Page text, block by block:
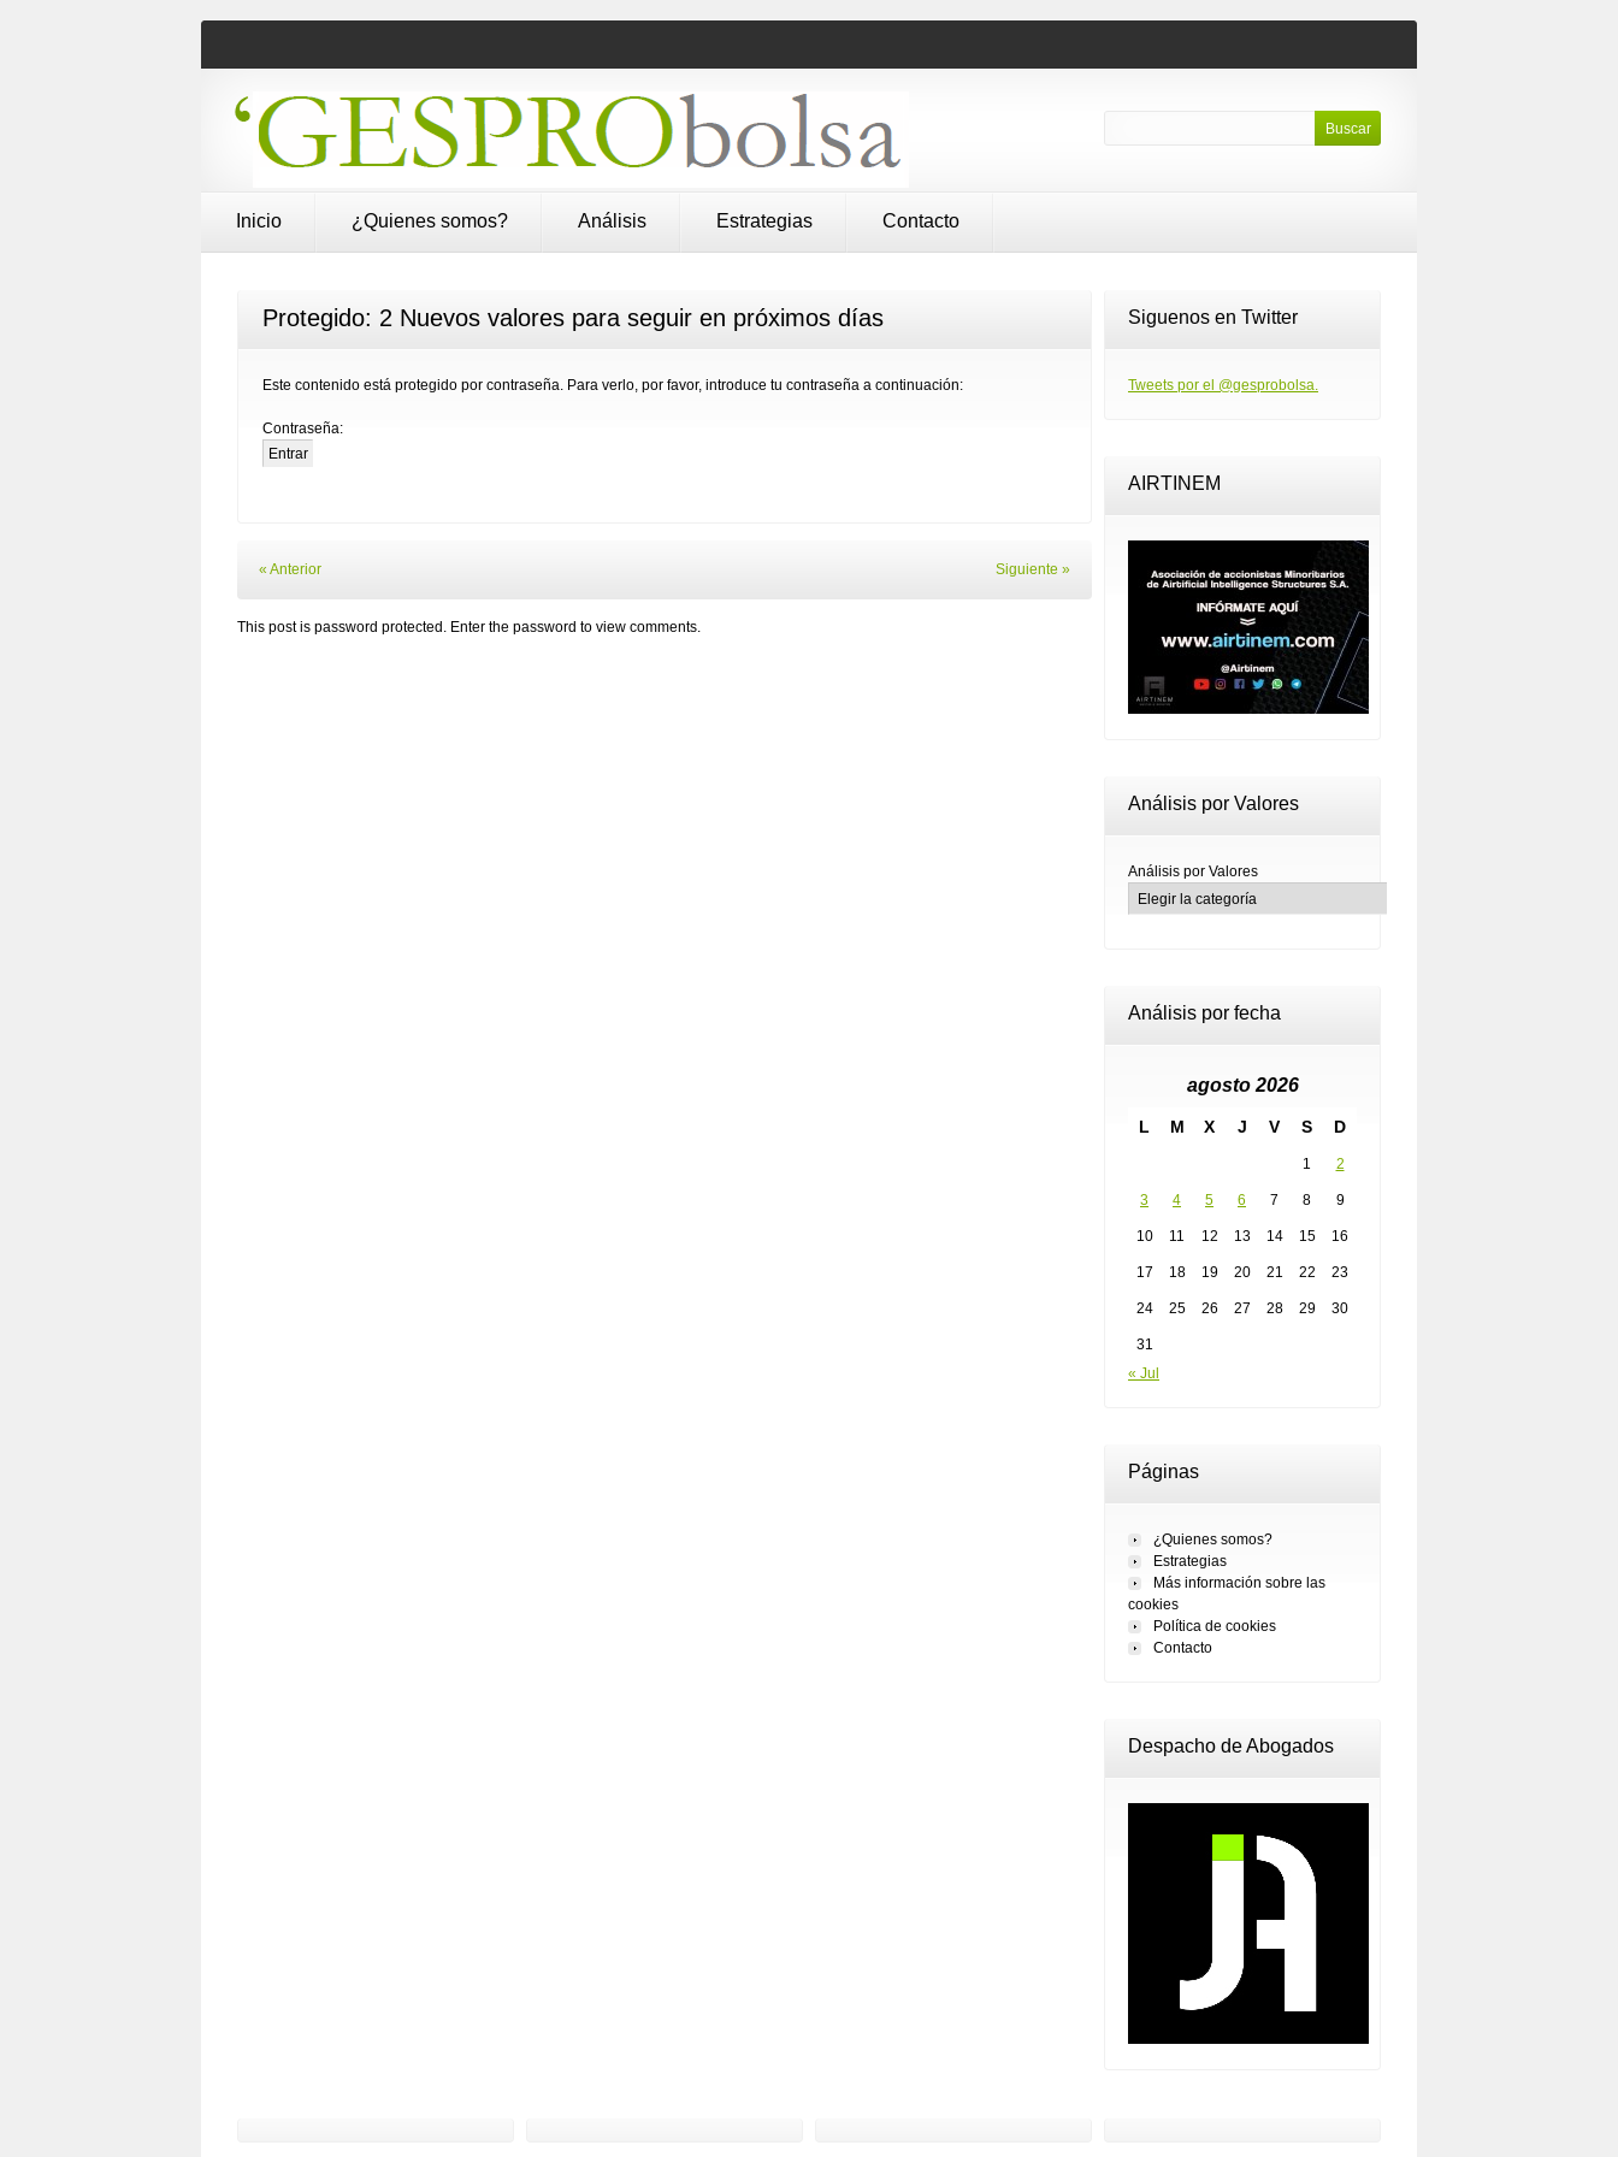
Inicio ¿Quienes somos? Análisis Estrategias Contacto
Protegido: 2 Nuevos valores para seguir en próximos días
Este contenido está protegido por contraseña. Para verlo, por favor, introduce tu contraseña a continuación:
Contraseña:
« Anterior Siguiente »
This post is password protected. Enter the password to view comments.
Siguenos en Twitter
Tweets por el @gesprobolsa.
AIRTINEM
Análisis por Valores
Análisis por Valores
Análisis por fecha
agosto 2026
L M X J V S D
1 2
3 4 5 6 7 8 9
10 11 12 13 14 15 16
17 18 19 20 21 22 23
24 25 26 27 28 29 30
31
« Jul
Páginas
¿Quienes somos?
Estrategias
Más información sobre las
cookies
Política de cookies
Contacto
Despacho de Abogados